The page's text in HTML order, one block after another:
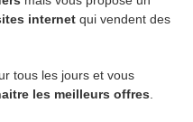
internet qui vendent des
tous les jours et vous
les meilleurs offres